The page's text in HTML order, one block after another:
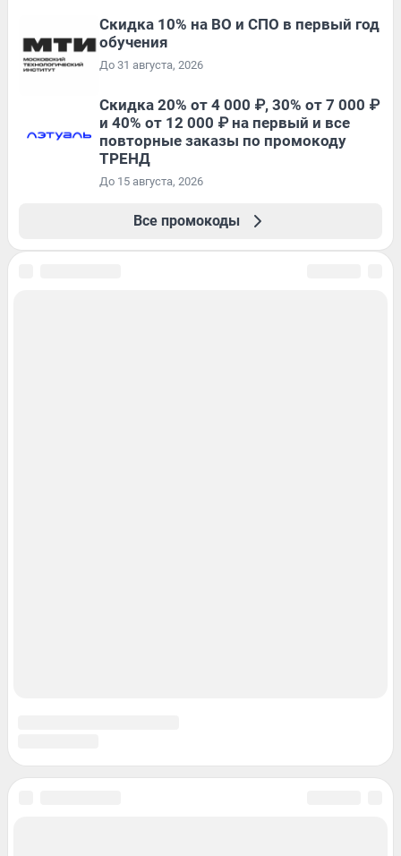
Скидка 10% на ВО и СПО в первый год
обучения
До 31 августа, 2026
Скидка 20% от 4 000 ₽, 30% от 7 000 ₽
и 40% от 12 000 ₽ на первый и все
повторные заказы по промокоду
ТРЕНД
До 15 августа, 2026
Все промокоды